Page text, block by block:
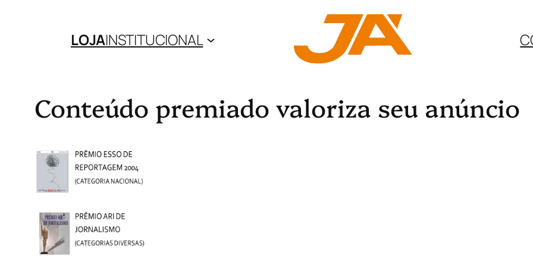
LOJAINSTITUCIONAL
Conteúdo premiado valoriza seu anúncio